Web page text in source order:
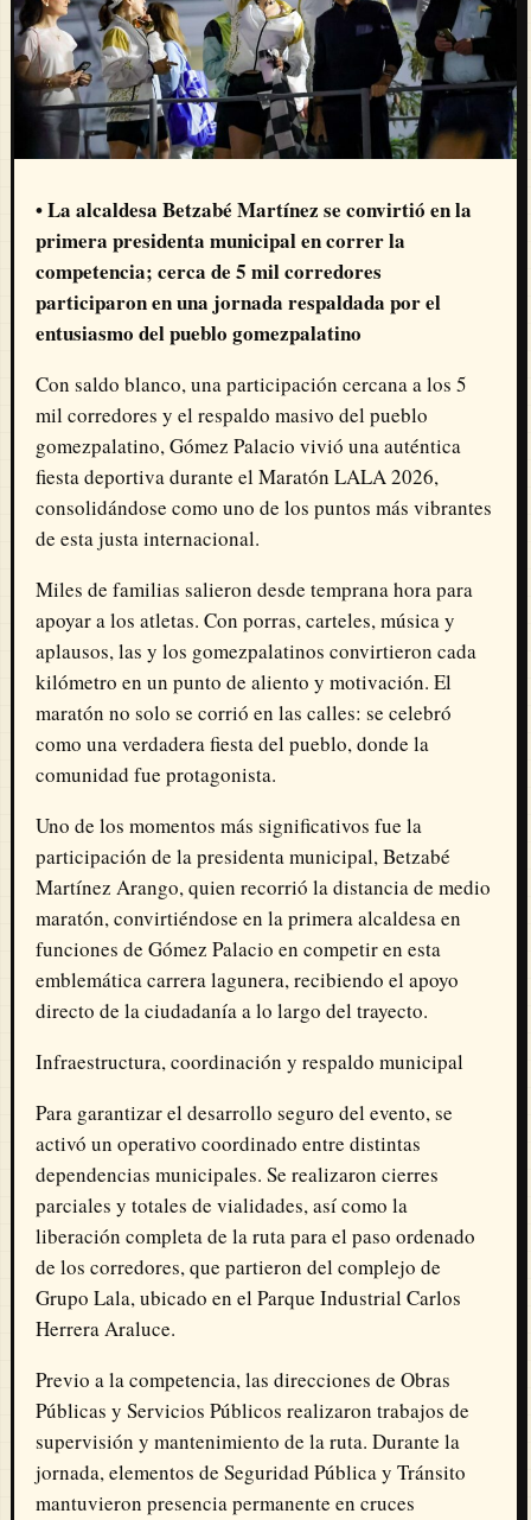
• La alcaldesa Betzabé Martínez se convirtió en la
primera presidenta municipal en correr la
competencia; cerca de 5 mil corredores
participaron en una jornada respaldada por el
entusiasmo del pueblo gomezpalatino
Con saldo blanco, una participación cercana a los 5
mil corredores y el respaldo masivo del pueblo
gomezpalatino, Gómez Palacio vivió una auténtica
fiesta deportiva durante el Maratón LALA 2026,
consolidándose como uno de los puntos más vibrantes
de esta justa internacional.
Miles de familias salieron desde temprana hora para
apoyar a los atletas. Con porras, carteles, música y
aplausos, las y los gomezpalatinos convirtieron cada
kilómetro en un punto de aliento y motivación. El
maratón no solo se corrió en las calles: se celebró
como una verdadera fiesta del pueblo, donde la
comunidad fue protagonista.
Uno de los momentos más significativos fue la
participación de la presidenta municipal, Betzabé
Martínez Arango, quien recorrió la distancia de medio
maratón, convirtiéndose en la primera alcaldesa en
funciones de Gómez Palacio en competir en esta
emblemática carrera lagunera, recibiendo el apoyo
directo de la ciudadanía a lo largo del trayecto.
Infraestructura, coordinación y respaldo municipal
Para garantizar el desarrollo seguro del evento, se
activó un operativo coordinado entre distintas
dependencias municipales. Se realizaron cierres
parciales y totales de vialidades, así como la
liberación completa de la ruta para el paso ordenado
de los corredores, que partieron del complejo de
Grupo Lala, ubicado en el Parque Industrial Carlos
Herrera Araluce.
Previo a la competencia, las direcciones de Obras
Públicas y Servicios Públicos realizaron trabajos de
supervisión y mantenimiento de la ruta. Durante la
jornada, elementos de Seguridad Pública y Tránsito
mantuvieron presencia permanente en cruces